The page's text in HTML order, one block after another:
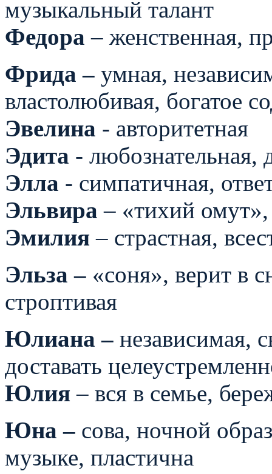
музыкальный талант
Федора – женственная,
Фрида – умная,
властолюбивая, богатое
Эвелина - авторитетная
Эдита - любознательная,
Элла - симпатичная,
Эльвира – «тихий омут»,
Эмилия – страстная,
Эльза – «соня», верит в
строптивая
Юлиана – независимая,
доставать
Юлия – вся в семье,
Юна – сова, ночной
музыке, пластична